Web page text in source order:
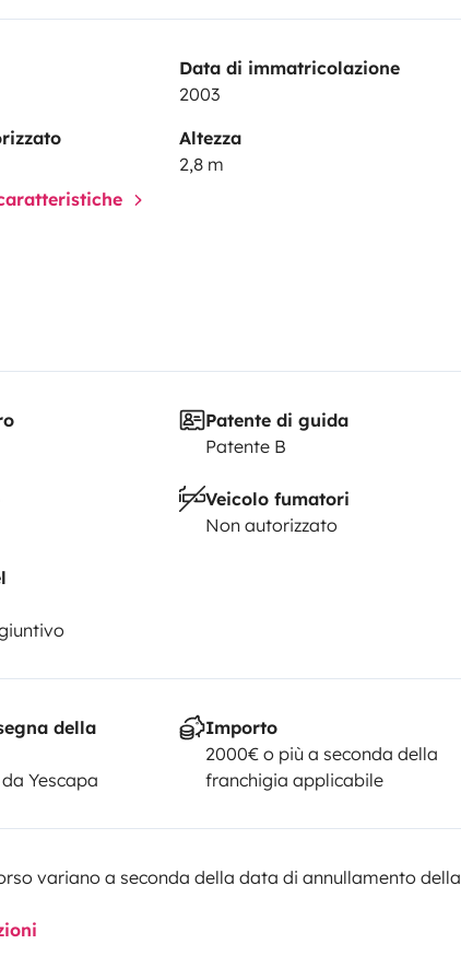
Data di immatricolazione
2003
Altezza
2,8 m
Patente di guida
Patente B
Veicolo fumatori
Non autorizzato
della
Yescapa
Importo
2000€ o più a seconda della
franchigia applicabile
variano a seconda della data di annullamento della